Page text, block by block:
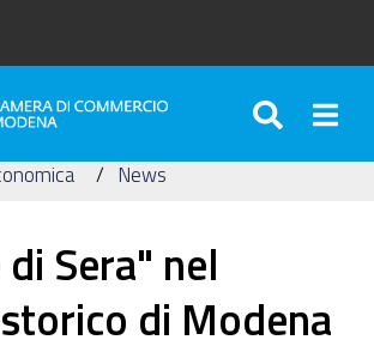
News
di Sera" nel
di Modena